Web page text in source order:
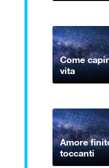
Come
vita
Amore
toccanti